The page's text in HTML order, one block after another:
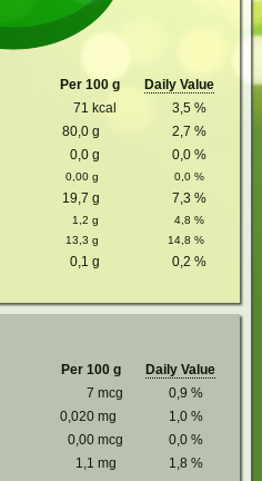
Per 100 g
Daily Value
71 kcal 3,5 %
80,0 g 2,7 %
0,0 g 0,0 %
0,00 g 0,0 %
19,7 g 7,3 %
1,2 g 4,8 %
13,3 g 14,8 %
0,1 g 0,2 %
Per 100 g
Daily Value
7 mcg 0,9 %
0,020 mg 1,0 %
0,00 mcg 0,0 %
1,1 mg 1,8 %